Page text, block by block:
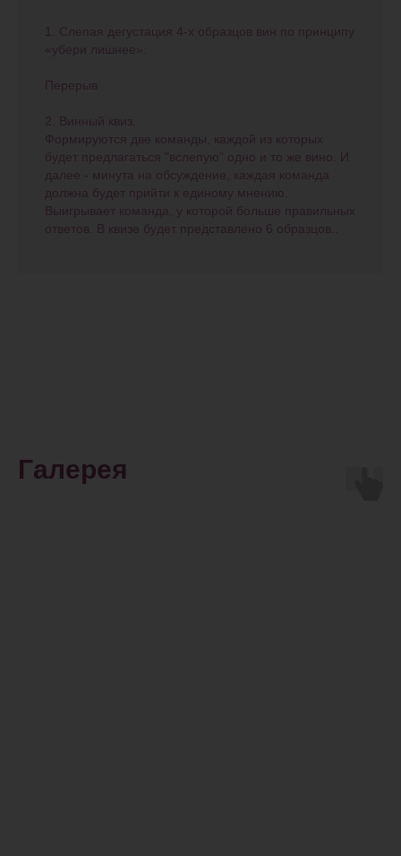
1. Слепая дегустация 4-х образцов вин по принципу
«убери лишнее».
Перерыв
2. Винный квиз.
Формируются две команды, каждой из которых
будет предлагаться "вслепую" одно и то же вино. И
далее - минута на обсуждение, каждая команда
должна будет прийти к единому мнению.
Выигрывает команда, у которой больше правильных
ответов. В квизе будет представлено 6 образцов..
Галерея